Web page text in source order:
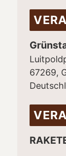
67269,